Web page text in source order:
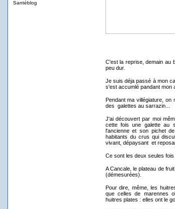
Santéblog
C'est la reprise, demain au
peu dur.
Je suis déja passé à mon
s'est accumlé pandant mon
Pendant ma villégiature,
des galettes au sarrazin...
J'ai découvert par moi
cette fois une galette au
l'ancienne et son pichet
habitants du crus qui
vivant, dépaysant et
Ce sont les deux seules
A Cancale, le plateau de
(démesurées).
Pour dire, même, les
que celles de marennes
huitres plates : elles ont le